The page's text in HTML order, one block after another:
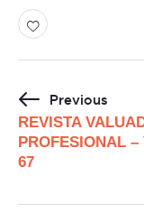
Previous
REVISTA
PROFESIONAL –
67